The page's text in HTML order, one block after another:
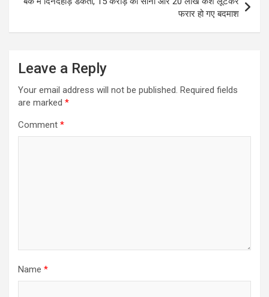
फरार हो गए बदमाश
Leave a Reply
Your email address will not be published. Required fields
are marked *
Comment *
Name *